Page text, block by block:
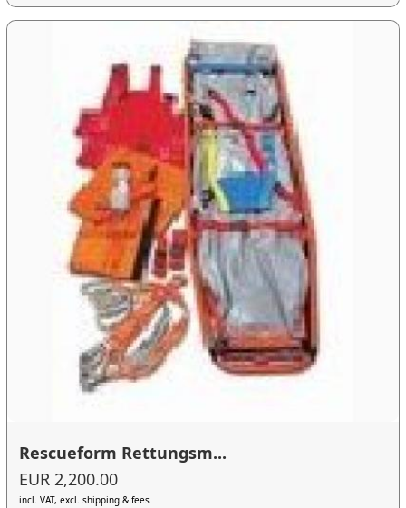
Rescueform Rettungsm...
EUR 2,200.00
incl. VAT, excl. shipping & fees